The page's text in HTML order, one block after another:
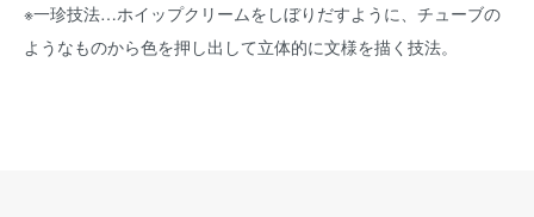
※一珍技法…ホイップクリームをしぼりだすように、チューブの
ようなものから色を押し出して立体的に文様を描く技法。